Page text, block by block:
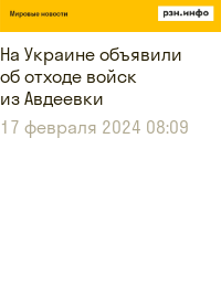
На Украине объявили
об отходе войск
из Авдеевки
17 февраля 2024 08:09